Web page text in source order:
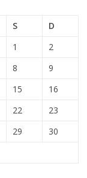
S
D
1
2
8
9
15
16
22
23
29
30